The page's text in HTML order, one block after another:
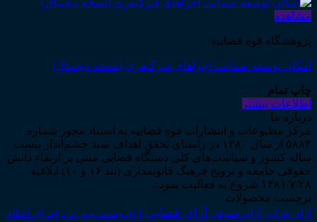
مشاهده
پژوهشگاه قوه قضاییه
امکان توسعه ضمانت اجراهای غیرکیفری (نسخه دیجیتال)
چاپ تمام
اطلاعات بیشتر
درباره ما
مرکز مطبوعات و انتشارات قوه قضاییه به استناد مجوز شماره
۵۸۸۴ از سال ۱۳۸۰ در راستای تحقق اهداف سند چشم‌انداز بیست
ساله کشور و سیاست‌های کلی دستگاه قضایی مبنی بر ارتقاء دانش
حقوقی جامعه و ترویج فرهنگ قانونمداری (بند ۱۶ و ۱۰) ابلاغیه
۱۳۸۱/۷/۲۸ شروع به فعالیت نمود...
برچسب محصولات
آرای جزایی آرای حقوقی آرای قضایی آرای وحدت رویه اجاره اجرای احکام